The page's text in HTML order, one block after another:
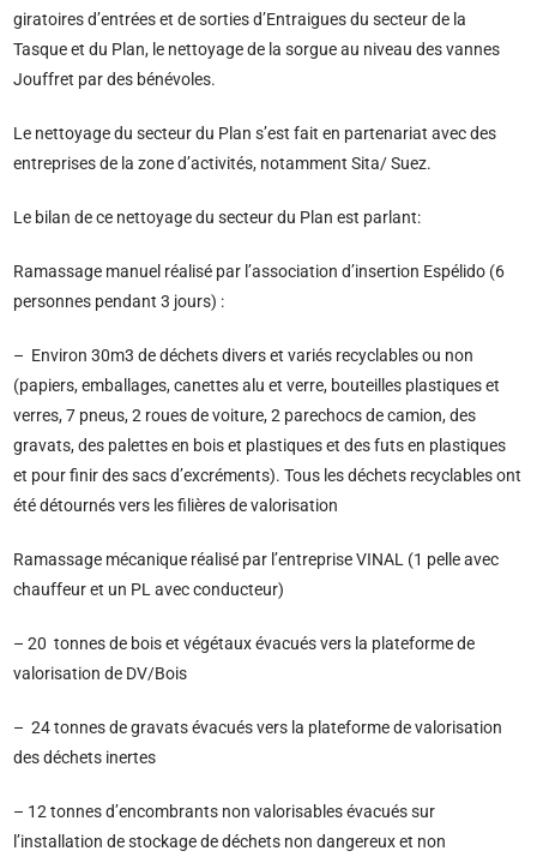
giratoires d’entrées et de sorties d’Entraigues du secteur de la
Tasque et du Plan, le nettoyage de la sorgue au niveau des vannes
Jouffret par des bénévoles.
Le nettoyage du secteur du Plan s’est fait en partenariat avec des
entreprises de la zone d’activités, notamment Sita/ Suez.
Le bilan de ce nettoyage du secteur du Plan est parlant:
Ramassage manuel réalisé par l’association d’insertion Espélido (6
personnes pendant 3 jours) :
– Environ 30m3 de déchets divers et variés recyclables ou non
(papiers, emballages, canettes alu et verre, bouteilles plastiques et
verres, 7 pneus, 2 roues de voiture, 2 parechocs de camion, des
gravats, des palettes en bois et plastiques et des futs en plastiques
et pour finir des sacs d’excréments). Tous les déchets recyclables ont
été détournés vers les filières de valorisation
Ramassage mécanique réalisé par l’entreprise VINAL (1 pelle avec
chauffeur et un PL avec conducteur)
– 20 tonnes de bois et végétaux évacués vers la plateforme de
valorisation de DV/Bois
– 24 tonnes de gravats évacués vers la plateforme de valorisation
des déchets inertes
– 12 tonnes d’encombrants non valorisables évacués sur
l’installation de stockage de déchets non dangereux et non